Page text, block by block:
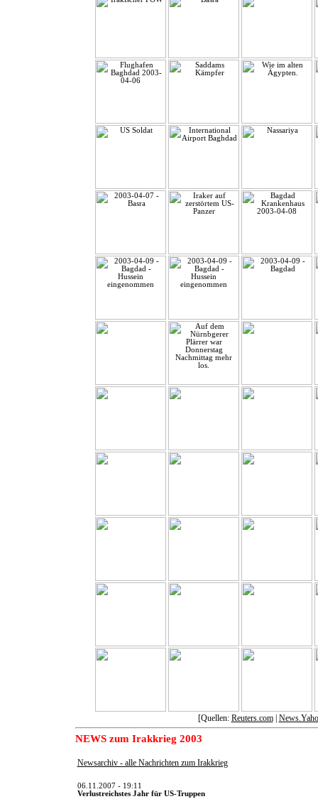
[Quellen: Reuters.com|
NEWS zum Irakkrieg 2003
Newsarchiv - alle Nachrichten zum Irakkrieg
06.11.2007 - 19:11
Verlustreichstes Jahr für US-Truppen